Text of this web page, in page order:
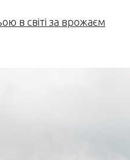
в світі за врожаєм